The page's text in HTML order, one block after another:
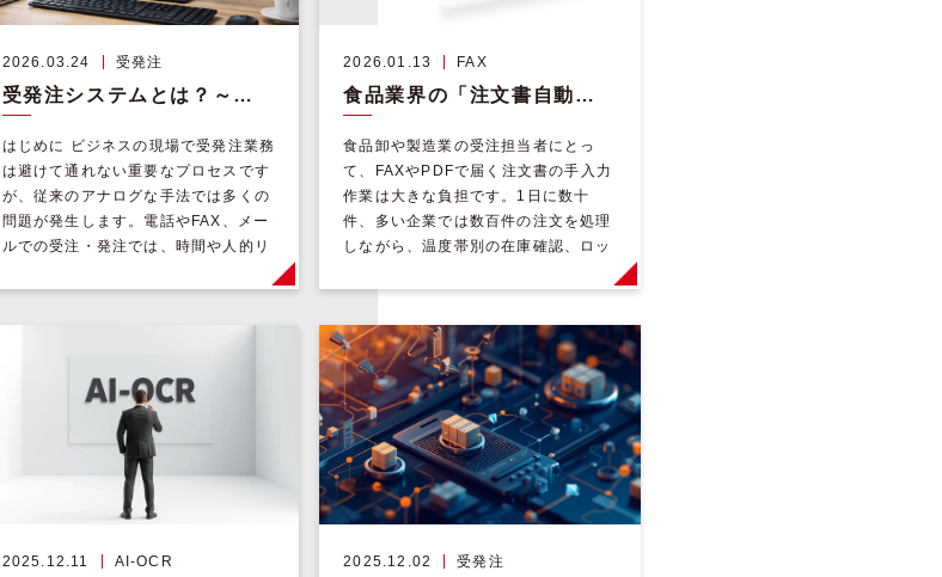
2026.03.24 受発注
受発注システムとは？～製造業・卸売業・商社に最適な導入方法と解決策
はじめに ビジネスの現場で受発注業務
は避けて通れない重要なプロセスです
が、従来のアナログな手法では多くの
問題が発生します。電話やFAX、メー
ルでの受注・発注では、時間や人的リ
ミスやエラー […]
2026.01.13 FAX
食品業界の「注文書自動化」完全ガイド｜FAX・PDF・EDI・AI-OCR・RPAをどう組み合わせるか
食品卸や製造業の受注担当者にとっ
て、FAXやPDFで届く注文書の手入力
作業は大きな負担です。1日に数十
件、多い企業では数百件の注文を処理
しながら、温度帯別の在庫確認、ロッ
った複雑な業務が […]
2025.12.11 AI-OCR 2025.12.02 受発注